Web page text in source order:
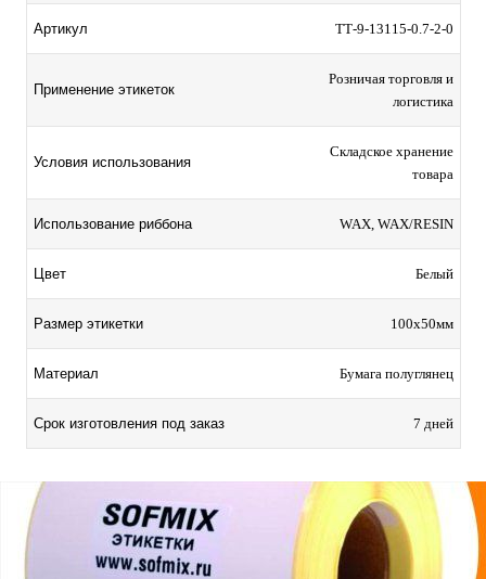
Артикул TТ-9-13115-0.7-2-0
Применение этикеток
Розничая торговля и
логистика
Условия использования
Складское хранение
товара
Использование риббона WAX, WAX/RESIN
Цвет Белый
Размер этикетки 100х50мм
Материал Бумага полуглянец
Срок изготовления под заказ 7 дней